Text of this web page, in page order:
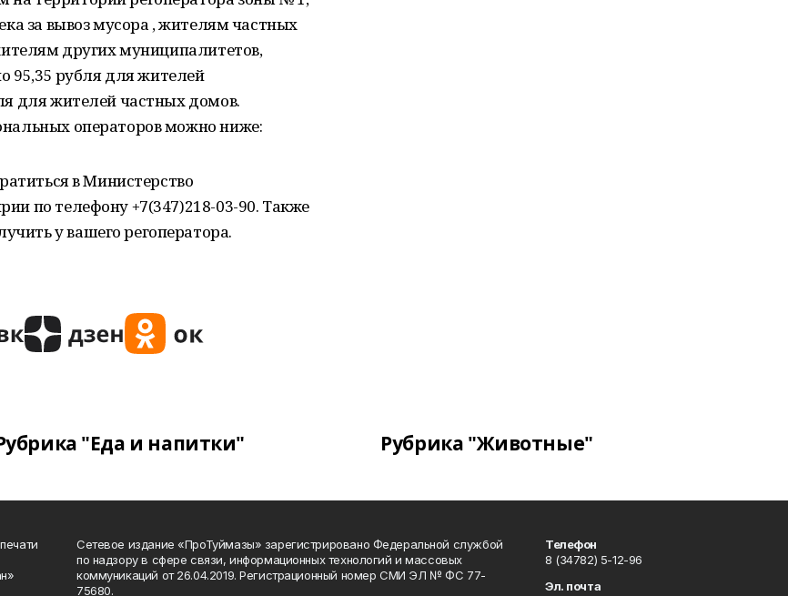
за вывоз мусора , жителям частных
других муниципалитетов,
95,35 рубля для жителей
для жителей частных домов.
операторов можно ниже:
в Министерство
по телефону +7(347)218-03-90. Также
у вашего регоператора.
"Еда и напитки" Рубрика "Животные"
Сетевое издание «ПроТуймазы» зарегистрировано Федеральной службой
по надзору в сфере связи, информационных технологий и массовых
коммуникаций от 26.04.2019. Регистрационный номер СМИ ЭЛ № ФС 77-
75680.
Телефон
8 (34782) 5-12-96
Эл. почта